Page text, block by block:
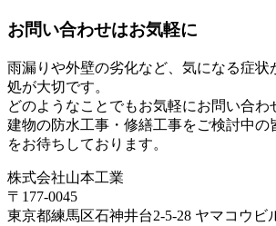
お問い合わせはお気軽に
雨漏りや外壁の劣化など、気になる症状
処が大切です。
どのようなことでもお気軽にお問い合わ
建物の防水工事・修繕工事をご検討中の
をお待ちしております。
株式会社山本工業
〒177-0045
東京都練馬区石神井台2-5-28 ヤマコウビ